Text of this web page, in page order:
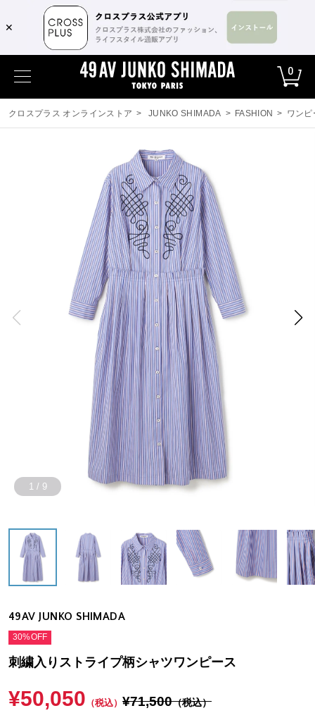
✕
0
クロスプラス オンラインストア > JUNKO SHIMADA > FASHION > ワンピ
1 / 9
49AV JUNKO SHIMADA
30%OFF
刺繍入りストライプ柄シャツワンピース
¥50,050 （税込） ¥71,500（税込）